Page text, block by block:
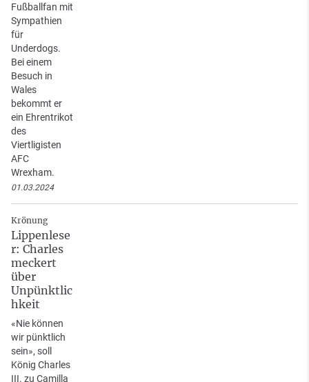
Fußballfan mit
Sympathien
für
Underdogs.
Bei einem
Besuch in
Wales
bekommt er
ein Ehrentrikot
des
Viertligisten
AFC
Wrexham.
01.03.2024
Krönung
Lippenlese
r: Charles
meckert
über
Unpünktlic
hkeit
«Nie können
wir pünktlich
sein», soll
König Charles
III. zu Camilla